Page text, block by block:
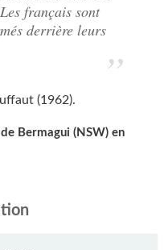
français sont
derrière leurs
(1962).
Bermagui (NSW) en